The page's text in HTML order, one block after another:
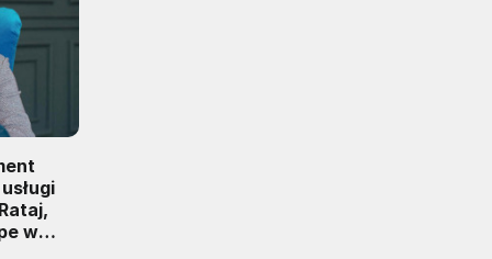
w